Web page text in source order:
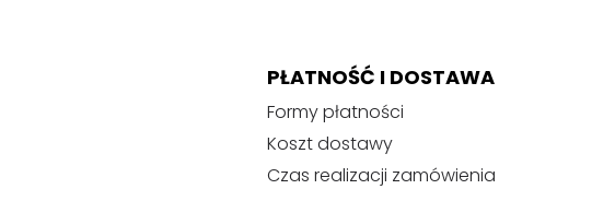
PŁATNOŚĆ I DOSTAWA
Formy płatności
Koszt dostawy
Czas realizacji zamówienia